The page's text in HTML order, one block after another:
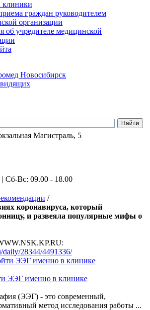
клиники
граждан руководителем
организации
об учредителе медицинской
Магистраль, 5
Сб-Вс: 09.00 - 18.00
/
коронавируса, который
и развеяла популярные мифы о
28344/4491336/
ЭЭГ именно в клинике
(ЭЭГ) - это современный,
метод исследования работы ...